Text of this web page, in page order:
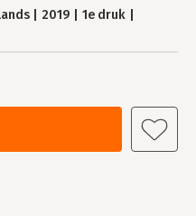
2019
1e druk